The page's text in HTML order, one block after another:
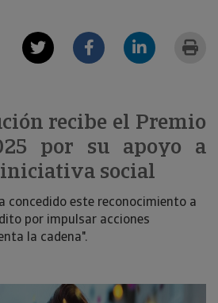
recibe el Premio
por su apoyo a
social
concedido este reconocimiento a
por impulsar acciones
la cadena".